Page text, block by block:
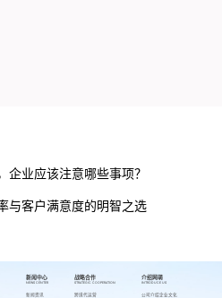
企业应该注意哪些事项？
与客户满意度的明智之选
新闻中心
NEWS CENTER
新闻资讯
战略合作
STRATEGIC COOPERATION
跨境代运营
介绍网萌
INTRODUCE US
公司介绍企业文化